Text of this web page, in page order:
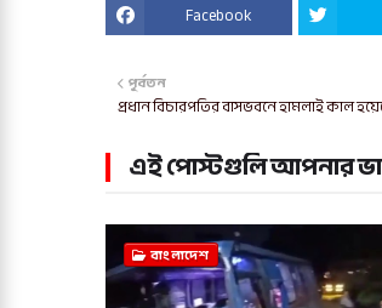
Facebook
পূর্বতন
প্রধান বিচারপতির বাসভবনে হামলাই কাল
এই পোস্টগুলি আপনার
বাংলাদেশ